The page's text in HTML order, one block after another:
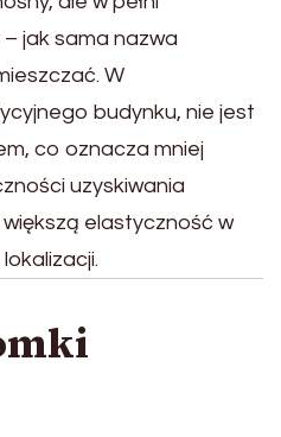
jak sama nazwa
W
budynku, nie jest
co oznacza mniej
uzyskiwania
elastyczność w